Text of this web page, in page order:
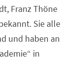
Franz Thöne
Sie alle
und haben an
in